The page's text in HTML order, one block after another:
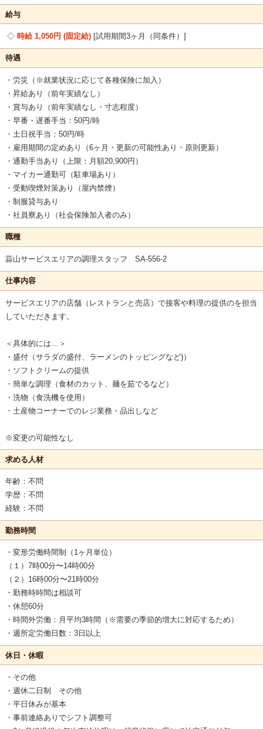
給与
時給 1,050円 (固定給) 試用期間3ヶ月（同条件）
待遇
・労災（※就業状況に応じて各種保険に加入）
・昇給あり（前年実績なし）
・賞与あり（前年実績なし・寸志程度）
・早番・遅番手当：50円/時
・土日祝手当：50円/時
・雇用期間の定めあり（6ヶ月・更新の可能性あり・原則更新）
・通勤手当あり（上限：月額20,900円）
・マイカー通勤可（駐車場あり）
・受動喫煙対策あり（屋内禁煙）
・制服貸与あり
・社員寮あり（社会保険加入者のみ）
職種
蒜山サービスエリアの調理スタッフ SA-556-2
仕事内容
サービスエリアの店舗（レストランと売店）で接客や料理の提供のを担当
していただきます。
＜具体的には…＞
・盛付（サラダの盛付、ラーメンのトッピングなど)）
・ソフトクリームの提供
・簡単な調理（食材のカット、麺を茹でるなど）
・洗物（食洗機を使用）
・土産物コーナーでのレジ業務・品出しなど
※変更の可能性なし
求める人材
年齢：不問
学歴：不問
経験：不問
勤務時間
・変形労働時間制（1ヶ月単位）
（１）7時00分〜14時00分
（２）16時00分〜21時00分
・勤務時時間は相談可
・休憩60分
・時間外労働：月平均3時間（※需要の季節的増大に対応するため）
・週所定労働日数：3日以上
休日・休暇
・その他
・週休二日制 その他
・平日休みが基本
・事前連絡ありでシフト調整可